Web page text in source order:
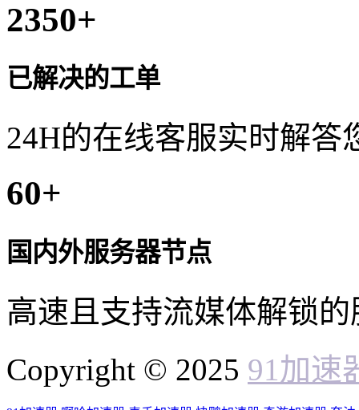
2350+
已解决的工单
24H的在线客服实时解答
60+
国内外服务器节点
高速且支持流媒体解锁
Copyright © 2025 91加速